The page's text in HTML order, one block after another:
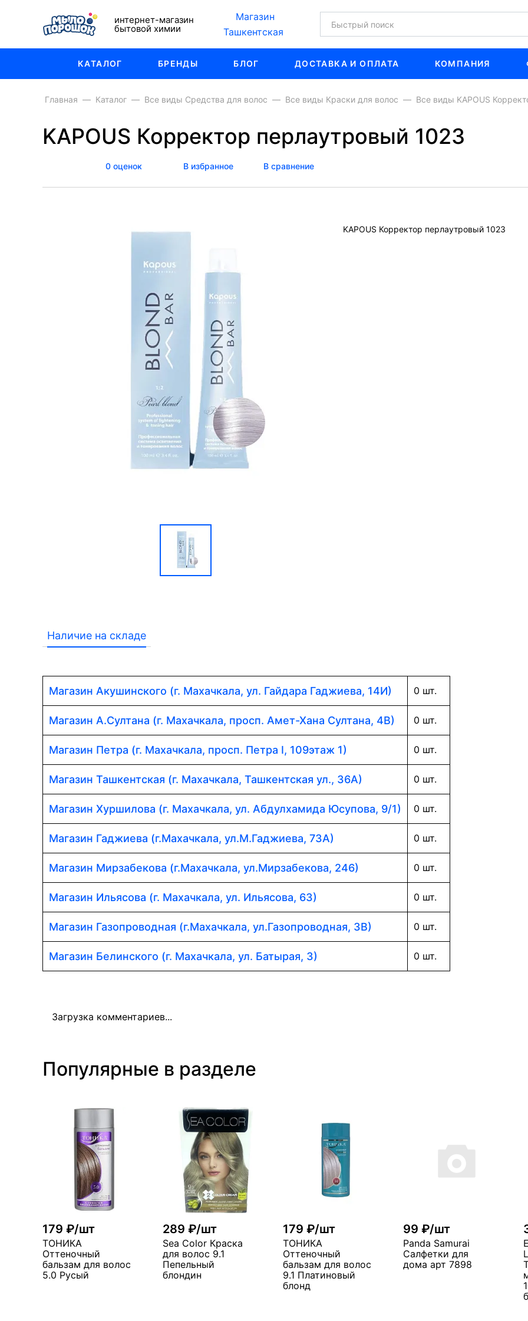
интернет-магазин
бытовой химии
Магазин
Ташкентская
КАТАЛОГ БРЕНДЫ БЛОГ ДОСТАВКА И ОПЛАТА КОМПАНИЯ
Главная Каталог Все виды Средства для волос Все виды Краски для волос Все виды KAPOUS
KAPOUS Корректор перлаутровый 1023
0 оценок В избранное В сравнение
KAPOUS Корректор перлаутровый 1023
Наличие на складе
Магазин Акушинского (г. Махачкала, ул. Гайдара Гаджиева, 14И) 0 шт.
Магазин А.Султана (г. Махачкала, просп. Амет-Хана Султана, 4В) 0 шт.
Магазин Петра (г. Махачкала, просп. Петра I, 109этаж 1) 0 шт.
Магазин Ташкентская (г. Махачкала, Ташкентская ул., 36А) 0 шт.
Магазин Хуршилова (г. Махачкала, ул. Абдулхамида Юсупова, 9/1) 0 шт.
Магазин Гаджиева (г.Махачкала, ул.М.Гаджиева, 73А) 0 шт.
Магазин Мирзабекова (г.Махачкала, ул.Мирзабекова, 246) 0 шт.
Магазин Ильясова (г. Махачкала, ул. Ильясова, 63) 0 шт.
Магазин Газопроводная (г.Махачкала, ул.Газопроводная, 3В) 0 шт.
Магазин Белинского (г. Махачкала, ул. Батырая, 3) 0 шт.
Загрузка комментариев...
Популярные в разделе
179 ₽/шт
ТОНИКА
Оттеночный
бальзам для волос
5.0 Русый
289 ₽/шт
Sea Color Краска
для волос 9.1
Пепельный
блондин
179 ₽/шт
ТОНИКА
Оттеночный
бальзам для волос
9.1 Платиновый
блонд
99 ₽/шт
Panda Samurai
Салфетки для
дома арт 7898